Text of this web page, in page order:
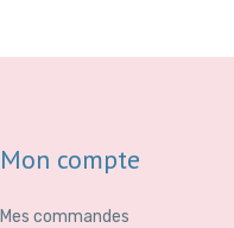
Mon compte
Mes commandes